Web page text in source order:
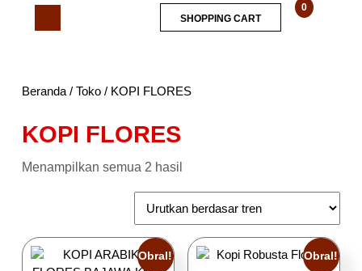
0
SHOPPING CART
Beranda / Toko / KOPI FLORES
KOPI FLORES
Menampilkan semua 2 hasil
Obral! Obral!